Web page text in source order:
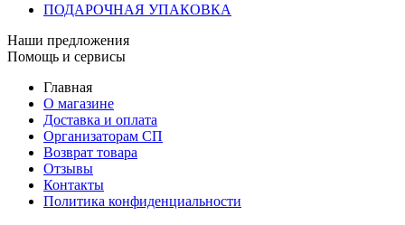
ПОДАРОЧНАЯ УПАКОВКА
Наши предложения
Помощь и сервисы
Главная
О магазине
Доставка и оплата
Организаторам СП
Возврат товара
Отзывы
Контакты
Политика конфиденциальности